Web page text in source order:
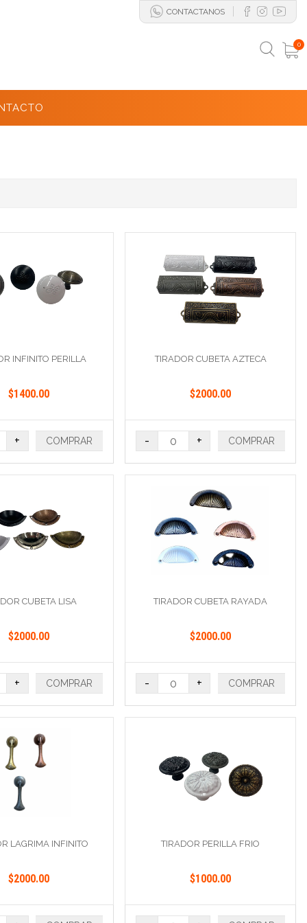
CONTACTANOS
0
INFINITO PERILLA
$1400.00
+ COMPRAR
TIRADOR CUBETA AZTECA
$2000.00
- + COMPRAR
CUBETA LISA
$2000.00
+ COMPRAR
TIRADOR CUBETA RAYADA
$2000.00
- + COMPRAR
LAGRIMA INFINITO
$2000.00
TIRADOR PERILLA FRIO
$1000.00